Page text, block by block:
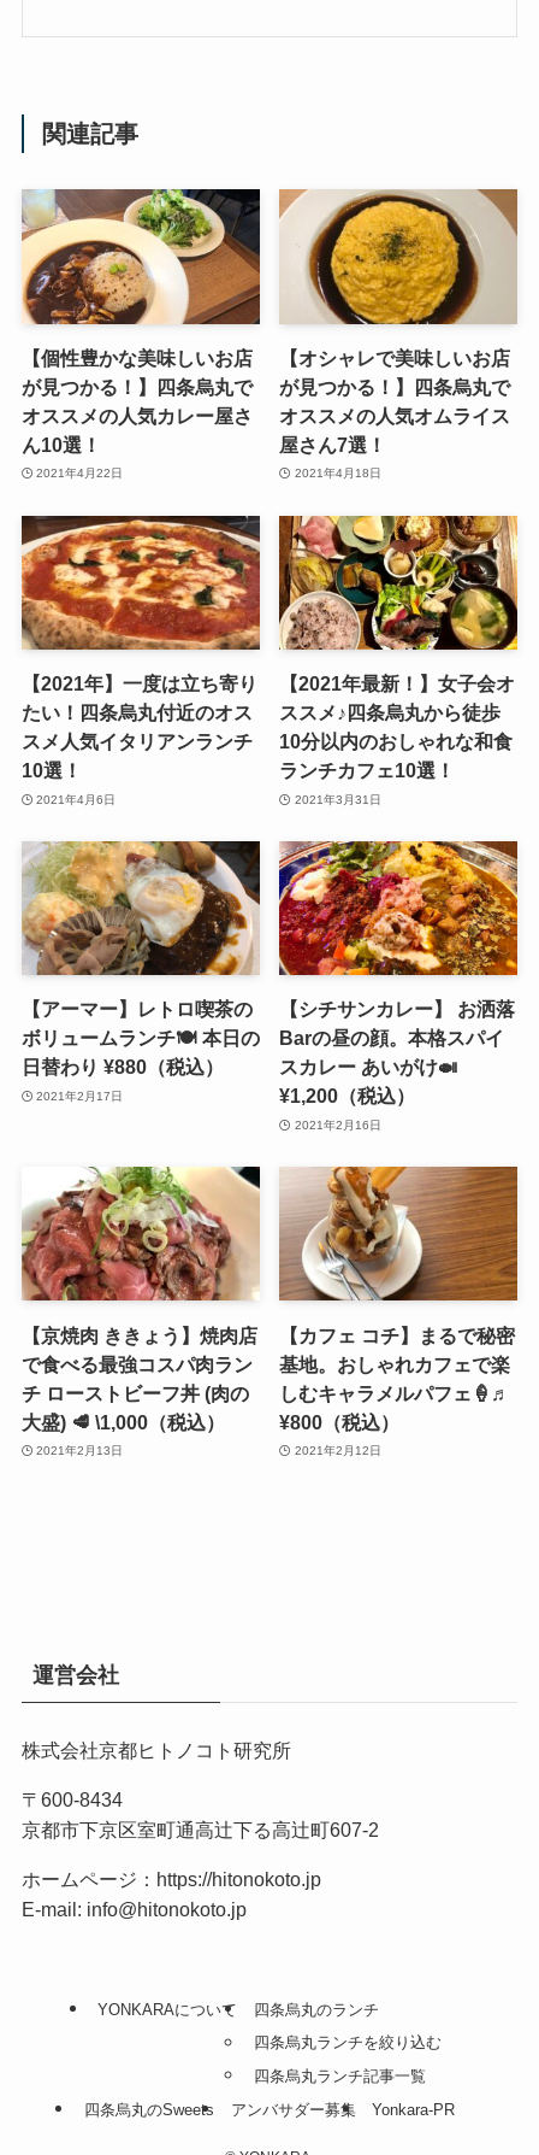
関連記事
【個性豊かな美味しいお店
が見つかる！】四条烏丸で
オススメの人気カレー屋さ
ん10選！
2021年4月22日
【オシャレで美味しいお店
が見つかる！】四条烏丸で
オススメの人気オムライス
屋さん7選！
2021年4月18日
【2021年】一度は立ち寄り
たい！四条烏丸付近のオス
スメ人気イタリアンランチ
10選！
2021年4月6日
【2021年最新！】女子会オ
ススメ♪四条烏丸から徒歩
10分以内のおしゃれな和食
ランチカフェ10選！
2021年3月31日
【アーマー】レトロ喫茶の
ボリュームランチ🍽 本日の
日替わり ¥880（税込）
2021年2月17日
【シチサンカレー】 お洒落
Barの昼の顔。本格スパイ
スカレー あいがけ🍛
¥1,200（税込）
2021年2月16日
【京焼肉 ききょう】焼肉店
で食べる最強コスパ肉ラン
チ ローストビーフ丼 (肉の
大盛) 🥩 \1,000（税込）
2021年2月13日
【カフェ コチ】まるで秘密
基地。おしゃれカフェで楽
しむキャラメルパフェ🍦♬
¥800（税込）
2021年2月12日
運営会社
株式会社京都ヒトノコト研究所
〒600-8434
京都市下京区室町通高辻下る高辻町607-2
ホームページ： https://hitonokoto.jp
E-mail: info@hitonokoto.jp
YONKARAについて
四条烏丸のランチ
四条烏丸ランチを絞り込む
四条烏丸ランチ記事一覧
四条烏丸のSweets
アンバサダー募集 Yonkara-PR